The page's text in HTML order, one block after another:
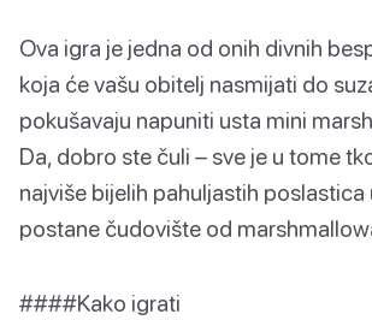
Ova igra je jedna od onih divnih
koja će vašu obitelj nasmijati do
pokušavaju napuniti usta mini
Da, dobro ste čuli – sve je u tome
najviše bijelih pahuljastih poslastica
postane čudovište od
####Kako igrati